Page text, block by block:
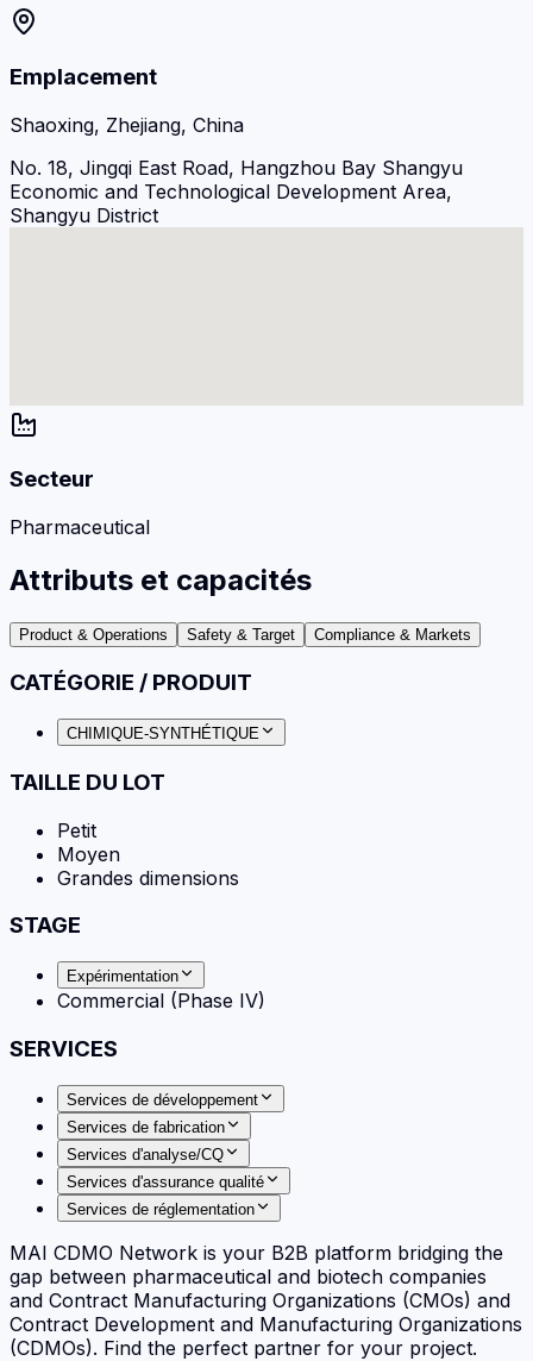
Emplacement
Shaoxing, Zhejiang, China
No. 18, Jingqi East Road, Hangzhou Bay Shangyu
Economic and Technological Development Area,
Shangyu District
Secteur
Pharmaceutical
Attributs et capacités
Product & Operations Safety & Target Compliance & Markets
CATÉGORIE / PRODUIT
CHIMIQUE-SYNTHÉTIQUE
TAILLE DU LOT
Petit
Moyen
Grandes dimensions
STAGE
Expérimentation
Commercial (Phase IV)
SERVICES
Services de développement
Services de fabrication
Services d'analyse/CQ
Services d'assurance qualité
Services de réglementation
MAI CDMO Network is your B2B platform bridging the
gap between pharmaceutical and biotech companies
and Contract Manufacturing Organizations (CMOs) and
Contract Development and Manufacturing Organizations
(CDMOs). Find the perfect partner for your project.